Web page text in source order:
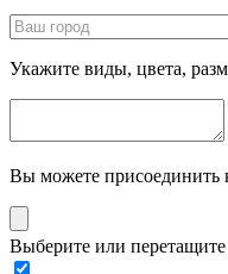
Укажите виды, цвета,
Вы можете присоединить
Выберите или перетащите